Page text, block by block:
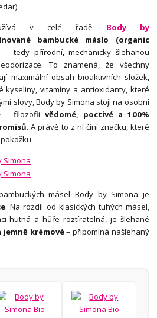
.
v celé řadě Body by
bambucké máslo (organic
– tedy přírodní, mechanicky šlehanou
To znamená, že všechny
maximální obsah bioaktivních složek,
kyseliny, vitamíny a antioxidanty, které
slovy, Body by Simona stojí na osobní
– filozofiivědomé, poctivé a 100%
. A právě to z ní činí značku, které
másel Body by Simona je
. Na rozdíl od klasických tuhých másel,
hutná a hůře roztíratelná, je šlehané
jemně krémové– připomíná našlehaný